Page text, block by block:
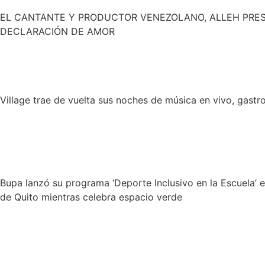
EL CANTANTE Y PRODUCTOR VENEZOLANO, ALLEH
DECLARACIÓN DE AMOR
Village trae de vuelta sus noches de música en vivo,
Bupa lanzó su programa ‘Deporte Inclusivo en la
de Quito mientras celebra espacio verde